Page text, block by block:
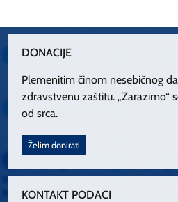
DONACIJE
Plemenitim činom nesebičnog
zdravstvenu zaštitu. „Zarazimo“
od srca.
Želim donirati
KONTAKT PODACI